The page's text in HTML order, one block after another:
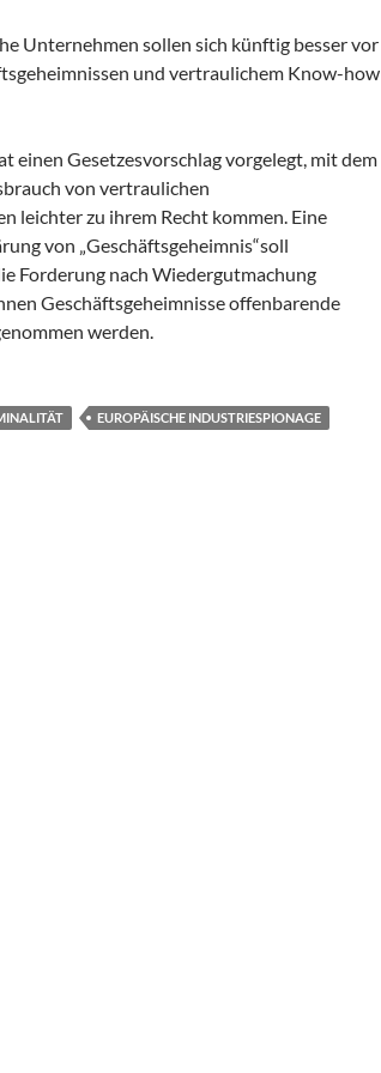
Unternehmen sollen sich künftig besser vor
und vertraulichem Know-how
einen Gesetzesvorschlag vorgelegt, mit dem
von vertraulichen
leichter zu ihrem Recht kommen. Eine
von „Geschäftsgeheimnis“soll
Forderung nach Wiedergutmachung
Geschäftsgeheimnisse offenbarende
werden.
EUROPÄISCHE INDUSTRIESPIONAGE